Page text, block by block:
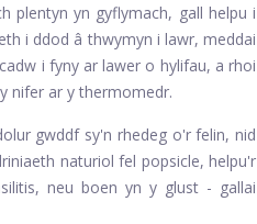
plentyn yn gyflymach, gall helpu i
i ddod â thwymyn i lawr, meddai
i fyny ar lawer o hylifau, a rhoi
nifer ar y thermomedr.
gwddf sy'n rhedeg o'r felin, nid
naturiol fel popsicle, helpu'r
neu boen yn y glust - gallai